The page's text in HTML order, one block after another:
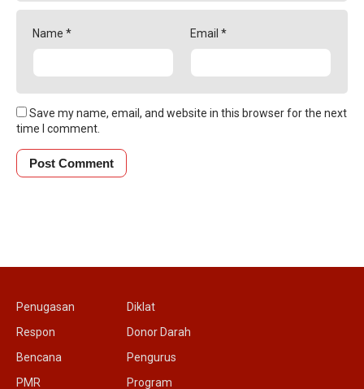
Name * Email *
Save my name, email, and website in this browser for the next
time I comment.
Penugasan
Respon
Bencana
PMR
Diklat
Donor Darah
Pengurus
Program